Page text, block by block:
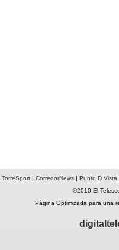
TorreSport| CorredorNews| Punto D Vista
©2010 El
Página Optimizada para una